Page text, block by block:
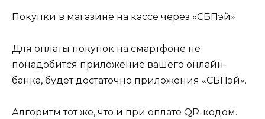
Покупки в магазине на кассе через «СБПэй»
Для оплаты покупок на смартфоне не
понадобится приложение вашего онлайн-
банка, будет достаточно приложения «CБПэй».
Алгоритм тот же, что и при оплате QR-кодом.